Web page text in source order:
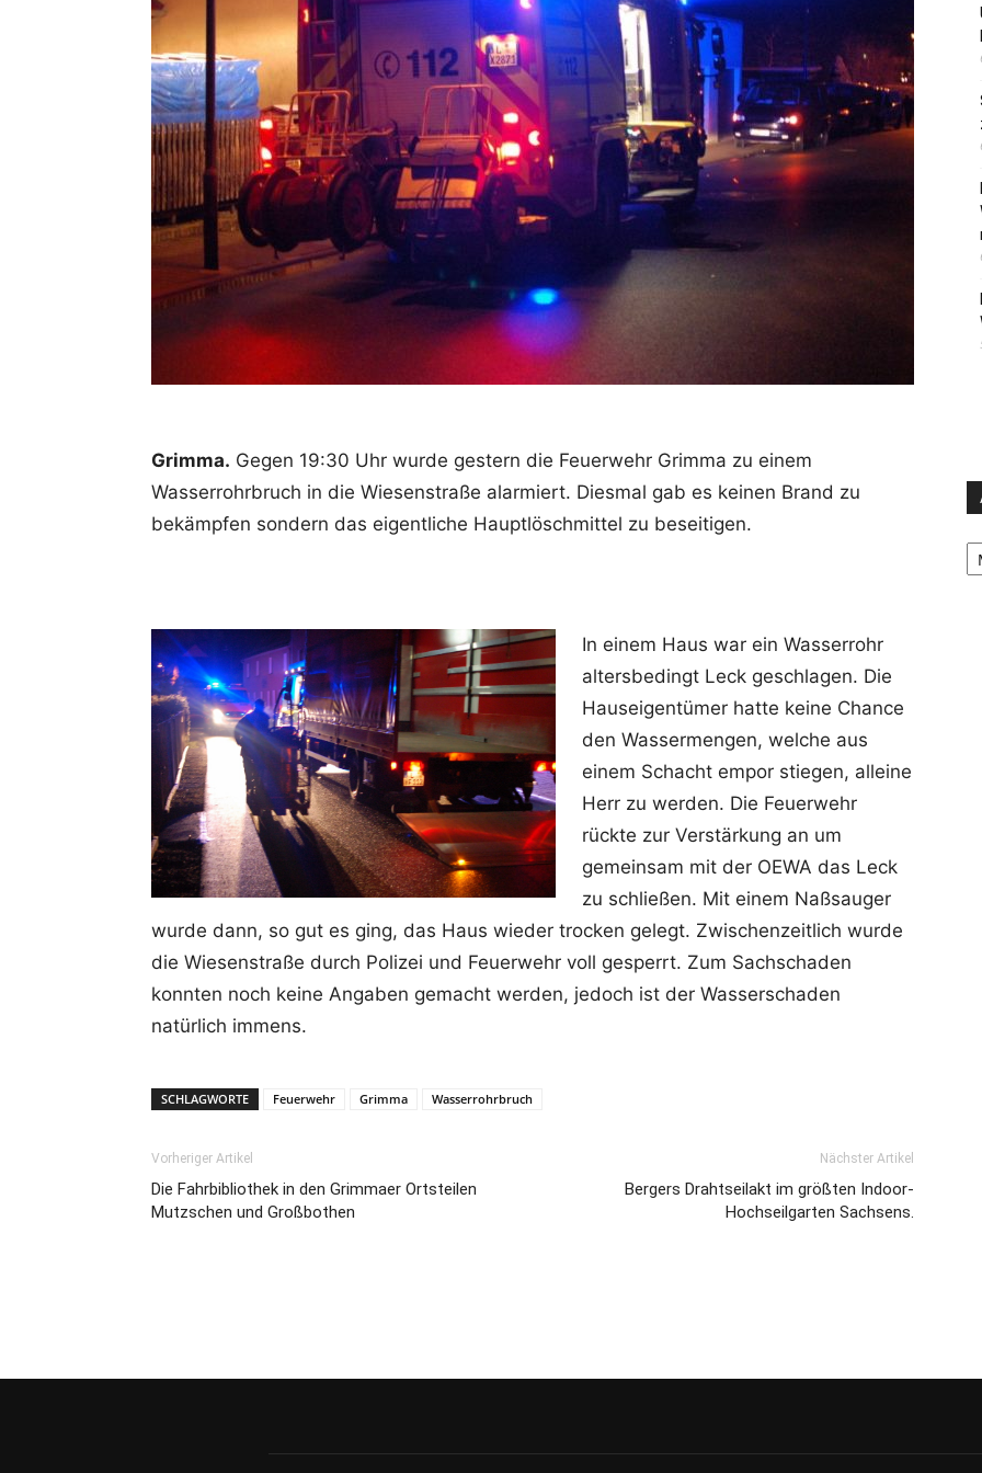
Grimma. Gegen 19:30 Uhr wurde gestern die Feuerwehr Grimma zu einem
Wasserrohrbruch in die Wiesenstraße alarmiert. Diesmal gab es keinen Brand zu
bekämpfen sondern das eigentliche Hauptlöschmittel zu beseitigen.
In einem Haus war ein Wasserrohr
altersbedingt Leck geschlagen. Die
Hauseigentümer hatte keine Chance
den Wassermengen, welche aus
einem Schacht empor stiegen, alleine
Herr zu werden. Die Feuerwehr
rückte zur Verstärkung an um
gemeinsam mit der OEWA das Leck
zu schließen. Mit einem Naßsauger
wurde dann, so gut es ging, das Haus wieder trocken gelegt. Zwischenzeitlich wurde
die Wiesenstraße durch Polizei und Feuerwehr voll gesperrt. Zum Sachschaden
konnten noch keine Angaben gemacht werden, jedoch ist der Wasserschaden
natürlich immens.
SCHLAGWORTE Feuerwehr Grimma Wasserrohrbruch
Vorheriger Artikel
Die Fahrbibliothek in den Grimmaer Ortsteilen
Mutzschen und Großbothen
Nächster Artikel
Bergers Drahtseilakt im größten Indoor-
Hochseilgarten Sachsens.